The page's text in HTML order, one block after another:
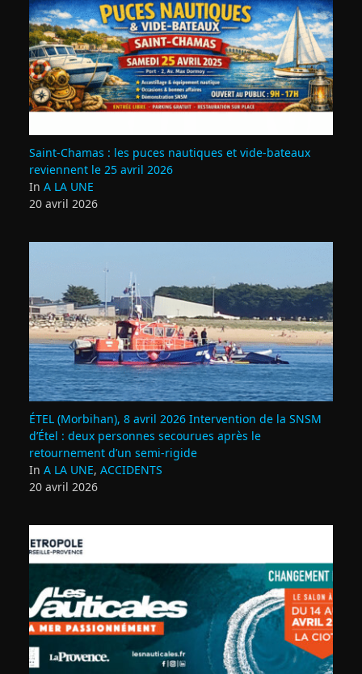
Saint‑Chamas : les puces nautiques et vide‑bateaux
reviennent le 25 avril 2026
In A LA UNE
20 avril 2026
ÉTEL (Morbihan), 8 avril 2026 Intervention de la SNSM
d’Étel : deux personnes secourues après le
retournement d’un semi‑rigide
In A LA UNE, ACCIDENTS
20 avril 2026